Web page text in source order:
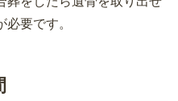
要です。